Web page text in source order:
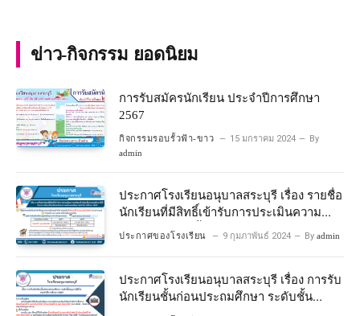
ข่าว-กิจกรรม ยอดนิยม
การรับสมัครนักเรียน ประจำปีการศึกษา
2567
กิจกรรมรอบรั้วฟ้า-ขาว 15 มกราคม 2024 By
admin
ประกาศโรงเรียนอนุบาลสระบุรี เรื่อง รายชื่อ
นักเรียนที่มีสิทธิ์เข้ารับการประเมินความ
พร้อมเข้าเรียนชั้นประถมศึกษาปีที่ 1
โครงการห้องเรียนพิเศษวิทยาศาสตร์และ
ประกาศของโรงเรียน 9 กุมภาพันธ์ 2024 By admin
ประกาศโรงเรียนอนุบาลสระบุรี เรื่อง การรับ
นักเรียนชั้นก่อนประถมศึกษา ระดับชั้น